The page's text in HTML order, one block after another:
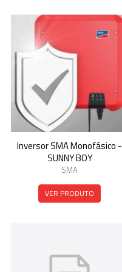
Inversor SMA Monofásico -
SUNNY BOY
SMA
VER PRODUTO